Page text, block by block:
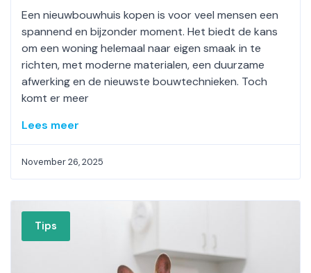
Een nieuwbouwhuis kopen is voor veel mensen een
spannend en bijzonder moment. Het biedt de kans
om een woning helemaal naar eigen smaak in te
richten, met moderne materialen, een duurzame
afwerking en de nieuwste bouwtechnieken. Toch
komt er meer
Lees meer
November 26, 2025
Tips